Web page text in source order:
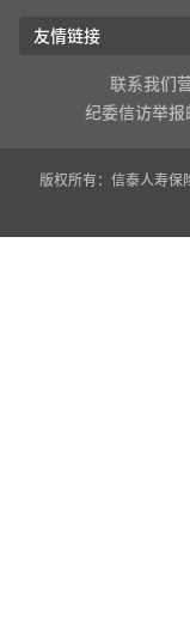
友情链接
联系我们
纪委信访举报
版权所有：信泰人寿保